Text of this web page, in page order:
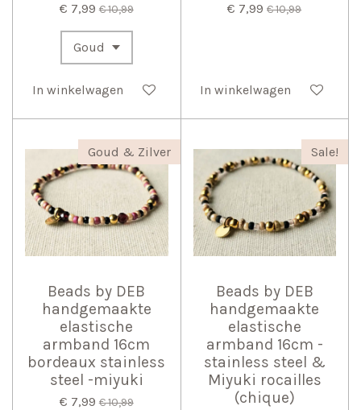
€ 7,99 € 10,99
In winkelwagen
€ 7,99 € 10,99
In winkelwagen
Goud & Zilver
Beads by DEB
handgemaakte
elastische
armband 16cm
bordeaux stainless
steel -miyuki
€ 7,99 € 10,99
Sale!
Beads by DEB
handgemaakte
elastische
armband 16cm -
stainless steel &
Miyuki rocailles
(chique)